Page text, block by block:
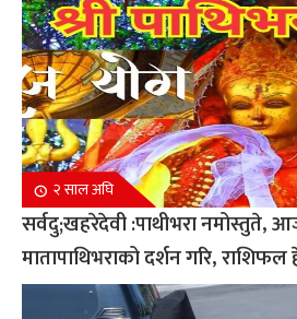
२ साल अघि
सर्वदु;खहरेदेवी :पाथीभरा नमोस्तुते,
मातापाथिभराको दर्शन गरि, राशिफल